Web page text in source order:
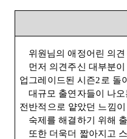
위원님의 애정어린 의
먼저 의견주신 대부분
업그레이드된 시즌2 로 돌
대규모 출연자들이 나
전반적으로 얕았던 느낌
숙제를 해결하기 위해
또한 더욱더 짧아지고